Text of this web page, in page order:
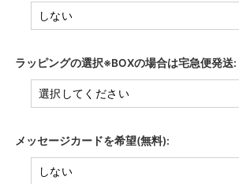
ラッピングの選択※BOXの場合は宅急便発送:
メッセージカードを希望(無料):